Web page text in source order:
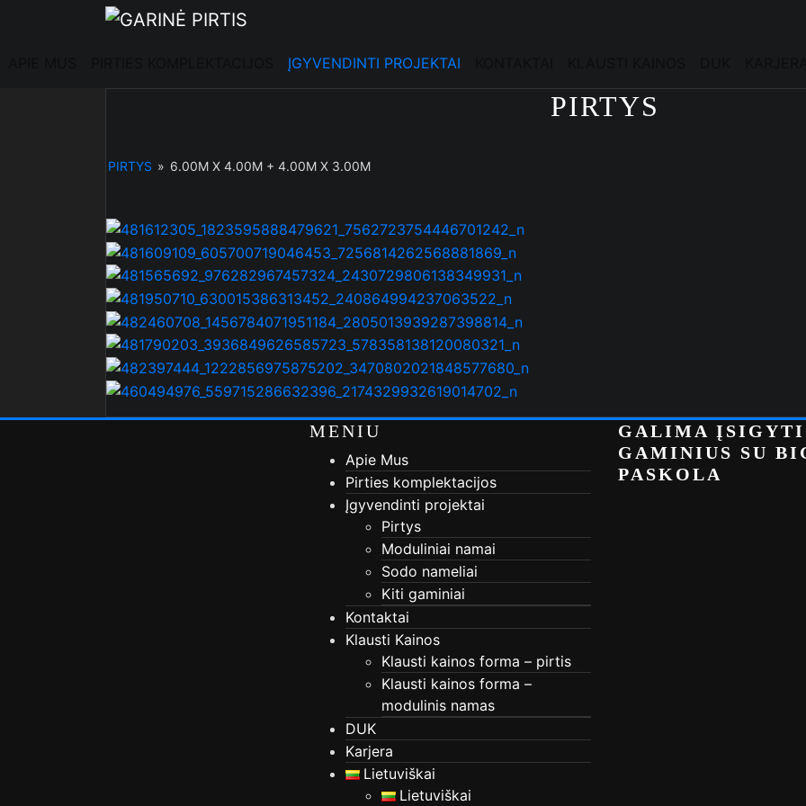
ĮGYVENDINTI PROJEKTAI
PIRTYS
PIRTYS » 6.00M X 4.00M + 4.00M X 3.00M
MENIU
Apie Mus
Pirties komplektacijos
Įgyvendinti projektai
Pirtys
Moduliniai namai
Sodo nameliai
Kiti gaminiai
Kontaktai
Klausti Kainos
Klausti kainos forma – pirtis
Klausti kainos forma –
modulinis namas
DUK
Karjera
Lietuviškai
Lietuviškai
GALIMA ĮSIGYTI
GAMINIUS SU
PASKOLA